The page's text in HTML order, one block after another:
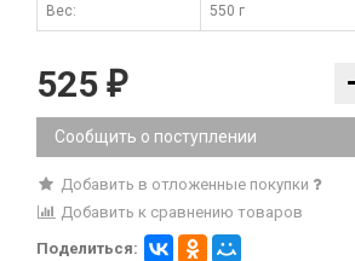
Вес: 550 г
525 ₽
Сообщить о поступлении
Добавить в отложенные покупки
Добавить к сравнению товаров
Поделиться: